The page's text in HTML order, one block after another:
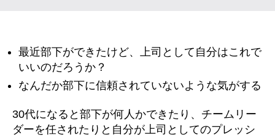
最近部下ができたけど、上司として自分はこれで
いいのだろうか？
なんだか部下に信頼されていないような気がする
30代になると部下が何人かできたり、チームリー
ダーを任されたりと自分が上司としてのプレッシ